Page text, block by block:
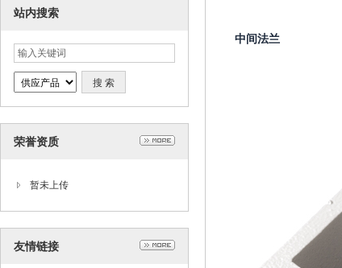
站内搜索
荣誉资质
暂未上传
友情链接
中间法兰